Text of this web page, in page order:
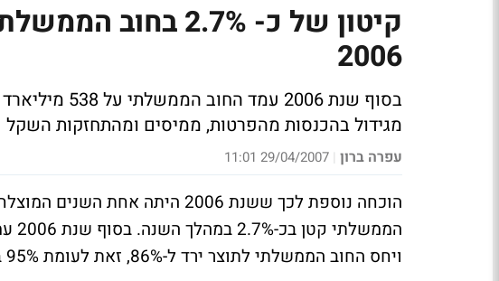
קיטון של כ- 2.7%
2006
בסוף שנת 2006
מגידול בהכנסות מהפרטות, ממיסים ומהתחזקות השקל
עפרה ברון |
29/04/2007 11:01
הוכחה נוספת לכך ששנת 2006 היתה
ויחס החוב הממשלתי לתוצר ירד ל-86%, זאת לעומת 95% בסוף שנת 2005 ו-99% בסוף שנת 2004.